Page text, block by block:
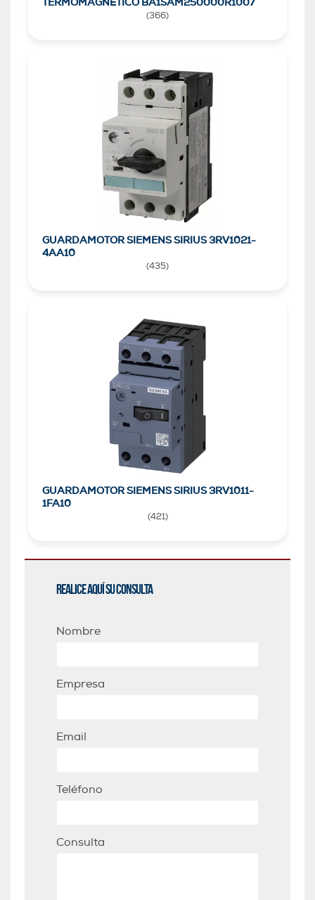
(366)
GUARDAMOTOR SIEMENS SIRIUS 3RV1021-
4AA10
(435)
GUARDAMOTOR SIEMENS SIRIUS 3RV1011-
1FA10
(421)
Realice aquí su consulta
Nombre
Empresa
Email
Teléfono
Consulta